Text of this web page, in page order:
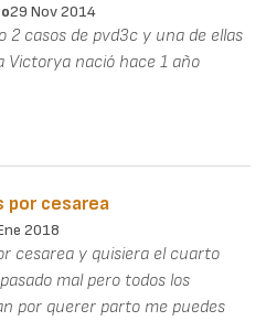
29 Nov 2014
2 casos de pvd3c y una de ellas
Victorya nació hace 1 año
cesarea
2018
cesarea y quisiera el cuarto
mal pero todos los
por querer parto me puedes